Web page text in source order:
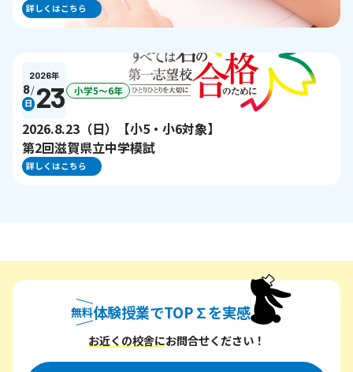
詳しくはこちら
2026年
8/ 23
日
小学5〜6年
2026.8.23（日）【小5・小6対象】
第2回滋賀県立中学模試
詳しくはこちら
無料体験授業でTOP∑を実感
無料体験授業でトップシグマを実感
お近くの校舎にお問合せください！